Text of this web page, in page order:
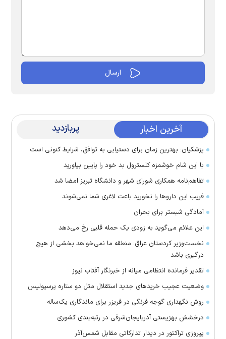
آخرین اخبار پربازدید
پزشکیان: بهترین زمان برای دستیابی به توافق، شرایط کنونی است
با این شام خوشمزه کلسترول بد خود را پایین بیاورید
تفاهم‌نامه همکاری شورای شهر و دانشگاه تبریز امضا شد
فریب این دارو‌ها را نخورید باعث لاغری شما نمی‌شوند
آمادگی شبستر برای بحران
این علائم می‌گوید به زودی یک حمله قلبی رخ می‌دهد
نخست‌وزیر کردستان عراق: منطقه ما نمی‌خواهد بخشی از هیچ
درگیری باشد
تقدیر فرمانده انتظامی میانه از خبرنگار آفتاب نیوز
وضعیت عجیب خرید‌های جدید استقلال مثل دو ستاره پرسپولیس
روش نگهداری گوجه فرنگی در فریزر برای ماندگاری یک‌ساله
درخشش بهزیستی آذربایجان‌شرقی در رتبه‌بندی کشوری
پیروزی تراکتور در دیدار تدارکاتی مقابل شمس‌آذر